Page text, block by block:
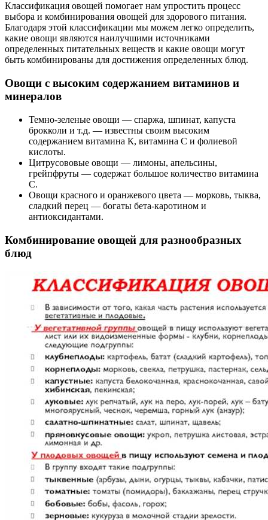
Классификация овощей помогает нам упростить процесс
выбора и комбинирования овощей для здорового питания.
Благодаря этой классификации мы можем легко определить,
какие овощи являются наилучшими источниками
определенных питательных веществ и какие овощи могут
быть комбинированы для достижения определенных блюд.
Овощи с высоким содержанием витаминов и
минералов
Темно-зеленые овощи — спаржа, шпинат, капуста
брокколи и т.д. — известны своим высоким
содержанием витамина К, витамина С и фолиевой
кислоты.
Цитрусововые овощи — лимоны, апельсины,
грейпфруты — содержат большое количество витамина
С.
Овощи красного и оранжевого цвета — морковь, тыква,
сладкий перец — богаты бета-каротином и
антиоксидантами.
Комбинирование овощей для разнообразных
блюд